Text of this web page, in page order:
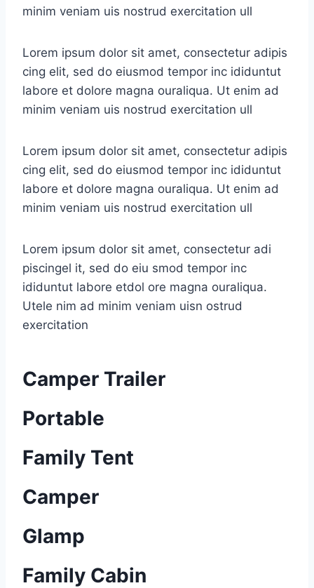
minim veniam uis nostrud exercitation ull
Lorem ipsum dolor sit amet, consectetur adipis
cing elit, sed do eiusmod tempor inc ididuntut
labore et dolore magna ouraliqua. Ut enim ad
minim veniam uis nostrud exercitation ull
Lorem ipsum dolor sit amet, consectetur adipis
cing elit, sed do eiusmod tempor inc ididuntut
labore et dolore magna ouraliqua. Ut enim ad
minim veniam uis nostrud exercitation ull
Lorem ipsum dolor sit amet, consectetur adi
piscingel it, sed do eiu smod tempor inc
ididuntut labore etdol ore magna ouraliqua.
Utele nim ad minim veniam uisn ostrud
exercitation
Camper Trailer
Portable
Family Tent
Camper
Glamp
Family Cabin